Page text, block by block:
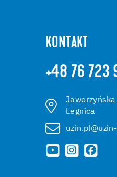
KONTAKT
+48 76 723
Legnica